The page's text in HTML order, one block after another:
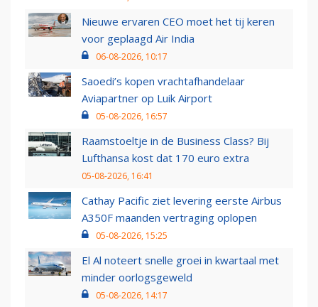
Nieuwe ervaren CEO moet het tij keren
voor geplaagd Air India
06-08-2026, 10:17
Saoedi’s kopen vrachtafhandelaar
Aviapartner op Luik Airport
05-08-2026, 16:57
Raamstoeltje in de Business Class? Bij
Lufthansa kost dat 170 euro extra
05-08-2026, 16:41
Cathay Pacific ziet levering eerste Airbus
A350F maanden vertraging oplopen
05-08-2026, 15:25
El Al noteert snelle groei in kwartaal met
minder oorlogsgeweld
05-08-2026, 14:17